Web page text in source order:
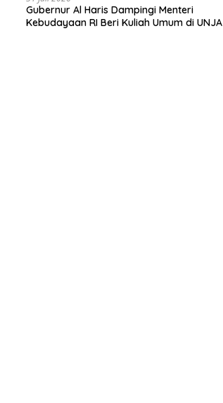
Gubernur Al Haris Dampingi Menteri
Kebudayaan RI Beri Kuliah Umum di UNJA